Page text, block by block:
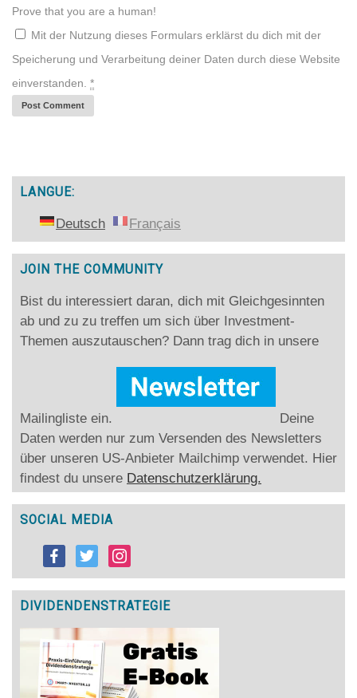
Prove that you are a human!
Mit der Nutzung dieses Formulars erklärst du dich mit der
Speicherung und Verarbeitung deiner Daten durch diese Website
einverstanden. *
LANGUE:
Deutsch Français
JOIN THE COMMUNITY
Bist du interessiert daran, dich mit Gleichgesinnten
ab und zu zu treffen um sich über Investment-
Themen auszutauschen? Dann trag dich in unsere
Mailingliste ein.
Deine
Daten werden nur zum Versenden des Newsletters
über unseren US-Anbieter Mailchimp verwendet. Hier
findest du unsere Datenschutzerklärung.
SOCIAL MEDIA
DIVIDENDENSTRATEGIE